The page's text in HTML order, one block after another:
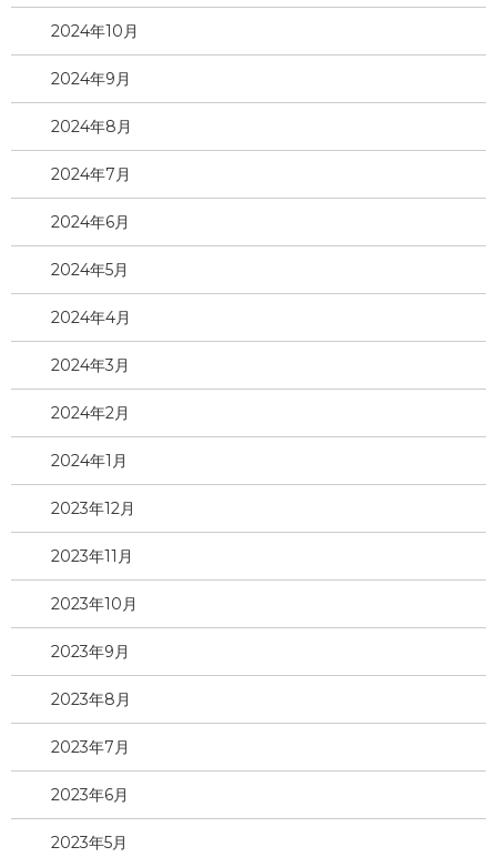
2024年10月
2024年9月
2024年8月
2024年7月
2024年6月
2024年5月
2024年4月
2024年3月
2024年2月
2024年1月
2023年12月
2023年11月
2023年10月
2023年9月
2023年8月
2023年7月
2023年6月
2023年5月